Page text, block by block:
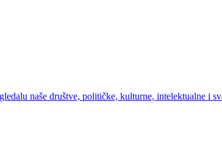
naše društve, političke, kulturne, intelektualne i